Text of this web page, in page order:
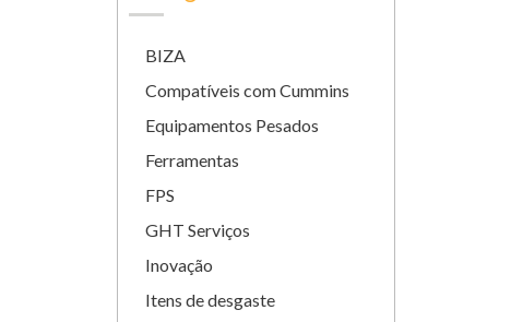
BIZA
Compatíveis com Cummins
Equipamentos Pesados
Ferramentas
FPS
GHT Serviços
Inovação
Itens de desgaste